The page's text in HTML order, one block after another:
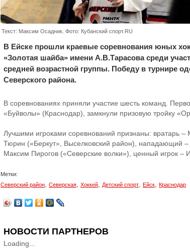
Текст: Максим Осадник. Фото: Кубанский спорт.RU
В Ейске прошли краевые соревнования юных
«Золотая шайба» имени А.В.Тарасова среди
средней возрастной группы. Победу в турнире
Северского района.
В соревнованиях приняли участие шесть команд.
«Буйволы» (Краснодар), замкнули призовую тройку
Лучшими игроками соревнований признаны: вратарь
Тюрин («Беркут», Выселковский район), нападающий
Максим Пирогов («Северские волки»), ценный игрок –
Метки:
Северский район
Северская Хоккей Детский спорт Ейск Краснодар
НОВОСТИ ПАРТНЕРОВ
Loading...